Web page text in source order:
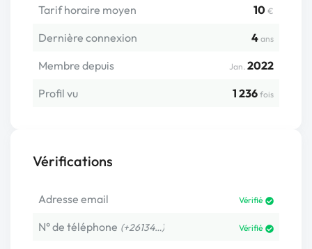
Tarif horaire moyen 10 €
Dernière connexion 4 ans
Membre depuis Jan. 2022
Profil vu
1 236 fois
Vérifications
Adresse email Vérifié
N° de téléphone (+26134…) Vérifié